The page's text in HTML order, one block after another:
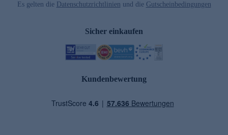
Es gelten die Datenschutzrichtlinien und die Gutscheinbedingungen
Sicher einkaufen
Kundenbewertung